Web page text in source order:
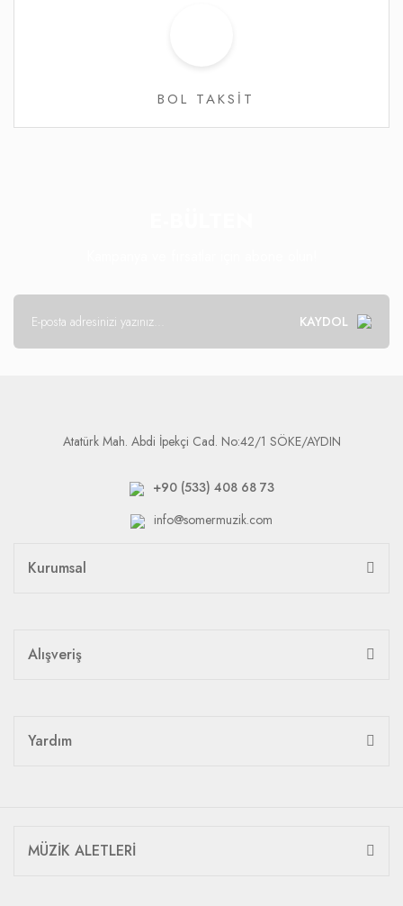
BOL TAKSİT
KAYDOL
Atatürk Mah. Abdi İpekçi Cad. No:42/1 SÖKE/AYDIN
+90 (533) 408 68 73
info@somermuzik.com
Kurumsal
Alışveriş
Yardım
MÜZİK ALETLERİ